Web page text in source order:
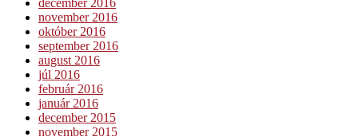
november 2016
október 2016
september 2016
august 2016
júl 2016
február 2016
január 2016
december 2015
november 2015